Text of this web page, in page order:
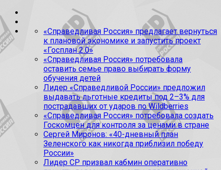
«Справедливая Россия» предлагает вернуться
к плановой экономике и запустить проект
«Госплан 2.0»
«Справедливая Россия» потребовала
оставить семье право выбирать форму
обучения детей
Лидер «Справедливой России» предложил
выдавать льготные кредиты под 2–3% для
пострадавших от ударов по Wildberries
«Справедливая Россия» потребовала создать
Госкомцен для контроля за ценами в стране
Сергей Миронов: «40-дневный план
Зеленского как никогда приблизил победу
России»
Лидер СР призвал кабмин оперативно